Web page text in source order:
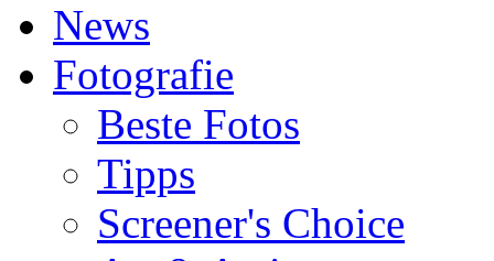
News
Fotografie
Beste Fotos
Tipps
Screener's Choice